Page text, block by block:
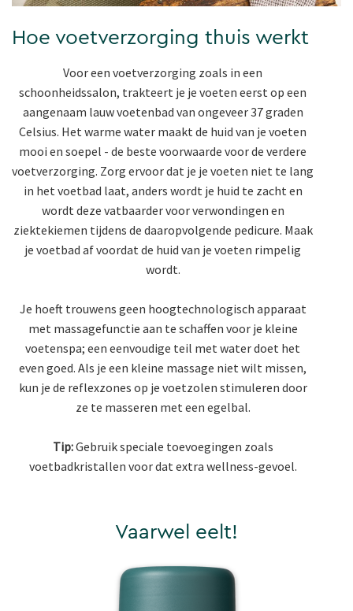
Hoe voetverzorging thuis werkt
Voor een voetverzorging zoals in een
schoonheidssalon, trakteert je je voeten eerst op een
aangenaam lauw voetenbad van ongeveer 37 graden
Celsius. Het warme water maakt de huid van je voeten
mooi en soepel - de beste voorwaarde voor de verdere
voetverzorging. Zorg ervoor dat je je voeten niet te lang
in het voetbad laat, anders wordt je huid te zacht en
wordt deze vatbaarder voor verwondingen en
ziektekiemen tijdens de daaropvolgende pedicure. Maak
je voetbad af voordat de huid van je voeten rimpelig
wordt.
Je hoeft trouwens geen hoogtechnologisch apparaat
met massagefunctie aan te schaffen voor je kleine
voetenspa; een eenvoudige teil met water doet het
even goed. Als je een kleine massage niet wilt missen,
kun je de reflexzones op je voetzolen stimuleren door
ze te masseren met een egelbal.
Tip:Gebruik speciale toevoegingen zoals
voetbadkristallen voor dat extra wellness-gevoel.
Vaarwel eelt!